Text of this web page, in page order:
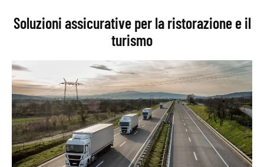
Soluzioni assicurative per la ristorazione e il
turismo